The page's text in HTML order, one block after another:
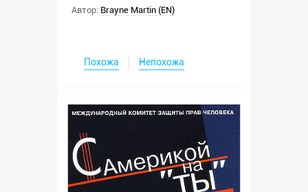
Автор: Brayne Martin (EN)
Похожа Непохожа